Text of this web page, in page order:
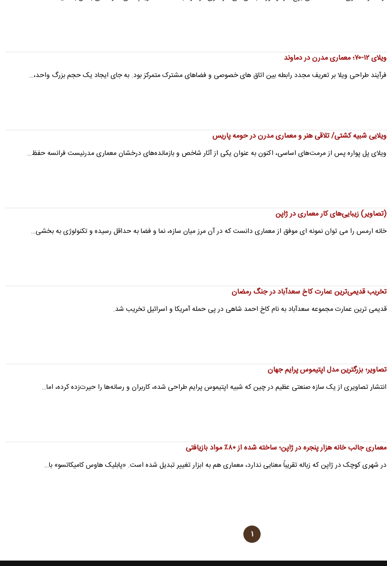
ویلای ۱۲-۷۰؛ معماری مدرن در دماوند
فرآیند طراحی ویلا بر تعریف مجدد رابطه بین اتاق‌ های خصوصی و فضاهای مشترک متمرکز بود. به جای ایجاد یک حجم بزرگ واحد،…
ویلایی شبیه کشتی/ تلاقی هنر و معماری مدرن در حومه پاریس
ویلای پل پواره پس از مرمت‌های اساسی، اکنون به عنوان یکی از آثار شاخص و بازمانده‌های درخشان معماری مدرنیست فرانسه حفظ…
(تصاویر) زیبایی‌های کار معماری در ژاپن
خانه ارمس را می توان نمونه ای موفق از معماری دانست که در آن مرز میان سازه، نما و فضا به حداقل رسیده و تکنولوژی به بخشی…
تخریب قدیمی‌ترین عمارت کاخ سعدآباد در جنگ رمضان
قدیمی ترین عمارت مجموعه سعدآباد به نام کاخ احمد شاهی در پی حمله آمریکا و اسرائیل تخریب شد.
تصاویر؛ بزرگترین مدل اپتیموس پرایم جهان
انتشار تصاویری از یک سازه صنعتی عظیم در چین که شبیه اپتیموس پرایم طراحی شده، کاربران و رسانه‌ها را حیرت‌زده کرده، اما…
معماری جالب خانه هزار پنجره در ژاپن؛ ساخته شده از ۸۰٪ مواد بازیافتی
در شهری کوچک در ژاپن که زباله تقریباً معنایی ندارد، معماری هم به ابزار تغییر تبدیل شده است. «پابلیک هاوس کامیکاتسو» با…
۱